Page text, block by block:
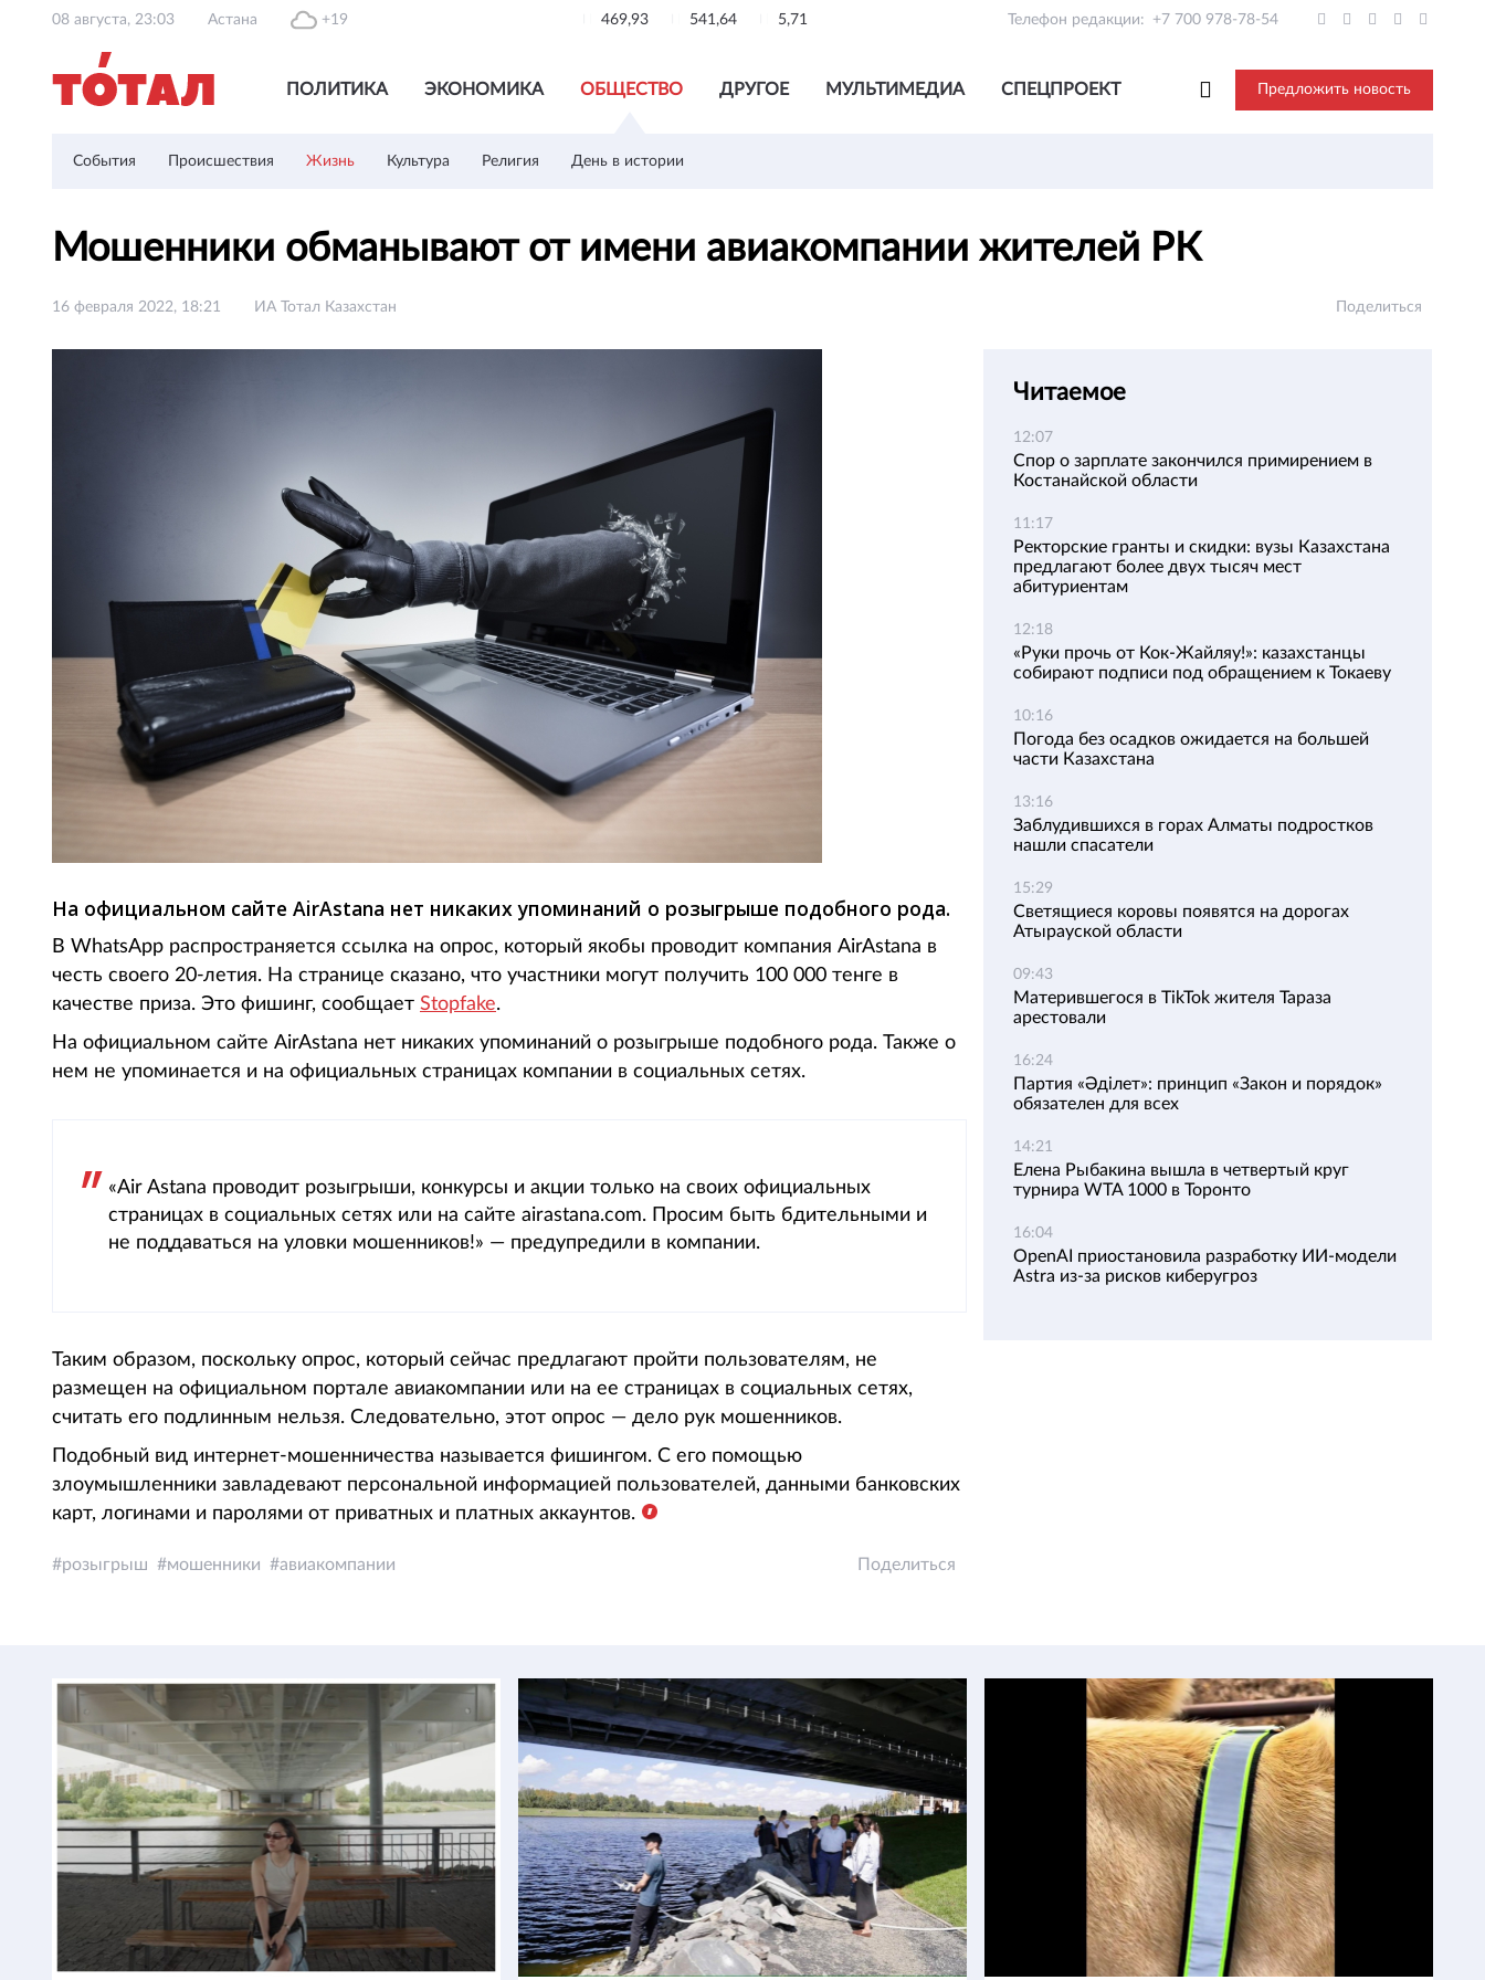
08 августа, 23:03 Астана +19 469,93 541,64 5,71 Телефон редакции: +7 700 978-78-54
ПОЛИТИКА ЭКОНОМИКА ОБЩЕСТВО ДРУГОЕ МУЛЬТИМЕДИА СПЕЦПРОЕКТ Предложить новость
События Происшествия Жизнь Культура Религия День в истории
Мошенники обманывают от имени авиакомпании жителей РК
16 февраля 2022, 18:21 ИА Тотал Казахстан Поделиться
На официальном сайте AirAstana нет никаких упоминаний о розыгрыше подобного рода.
В WhatsApp распространяется ссылка на опрос, который якобы проводит компания AirAstana в
честь своего 20-летия. На странице сказано, что участники могут получить 100 000 тенге в
качестве приза. Это фишинг, сообщает Stopfake.
На официальном сайте AirAstana нет никаких упоминаний о розыгрыше подобного рода. Также о
нем не упоминается и на официальных страницах компании в социальных сетях.
«Air Astana проводит розыгрыши, конкурсы и акции только на своих официальных
страницах в социальных сетях или на сайте airastana.com. Просим быть бдительными и
не поддаваться на уловки мошенников!» — предупредили в компании.
Таким образом, поскольку опрос, который сейчас предлагают пройти пользователям, не
размещен на официальном портале авиакомпании или на ее страницах в социальных сетях,
считать его подлинным нельзя. Следовательно, этот опрос — дело рук мошенников.
Подобный вид интернет-мошенничества называется фишингом. С его помощью
злоумышленники завладевают персональной информацией пользователей, данными банковских
карт, логинами и паролями от приватных и платных аккаунтов.
розыгрыш мошенники авиакомпании Поделиться
Читаемое
12:07
Спор о зарплате закончился примирением в
Костанайской области
11:17
Ректорские гранты и скидки: вузы Казахстана
предлагают более двух тысяч мест
абитуриентам
12:18
«Руки прочь от Кок-Жайляу!»: казахстанцы
собирают подписи под обращением к Токаеву
10:16
Погода без осадков ожидается на большей
части Казахстана
13:16
Заблудившихся в горах Алматы подростков
нашли спасатели
15:29
Светящиеся коровы появятся на дорогах
Атырауской области
09:43
Матерившегося в TikTok жителя Тараза
арестовали
16:24
Партия «Әділет»: принцип «Закон и порядок»
обязателен для всех
14:21
Елена Рыбакина вышла в четвертый круг
турнира WTA 1000 в Торонто
16:04
OpenAI приостановила разработку ИИ-модели
Astra из-за рисков киберугроз